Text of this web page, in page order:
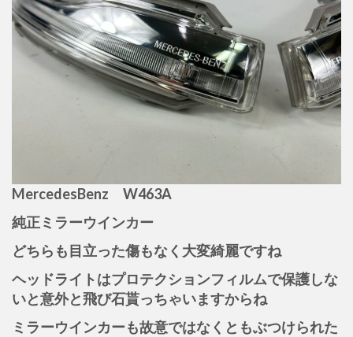
MercedesBenz W463A
純正ミラーウインカー
どちらも目立った傷もなく大変綺麗ですね
ヘッドライトはプロテクションフィルムで保護しな
いと意外と飛び石貰っちゃいますからね
ミラーウインカーも故意ではなくともぶつけられた